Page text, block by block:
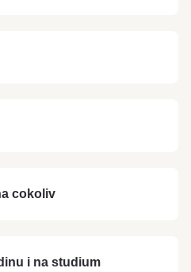
cokoliv
i na studium